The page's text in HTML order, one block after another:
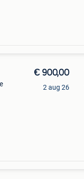
€ 900,00
2 aug 26